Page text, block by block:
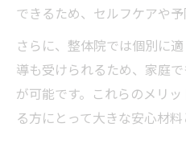
整体を選ぶ際に知って
整体選びで失敗し
腰痛改善のために
素
整体院選びと施術
できるため、セルフケアや予
さらに、整体院では個別に
導も受けられるため、家庭
が可能です。これらのメリ
る方にとって大きな安心材料